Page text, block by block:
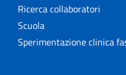
Ricerca collaboratori
Scuola
Sperimentazione clinica